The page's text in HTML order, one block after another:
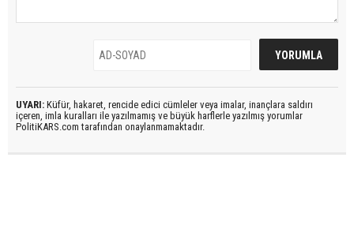
UYARI: Küfür, hakaret, rencide edici cümleler veya imalar, inançlara saldırı
içeren, imla kuralları ile yazılmamış ve büyük harflerle yazılmış yorumlar
PolitiKARS.com tarafından onaylanmamaktadır.